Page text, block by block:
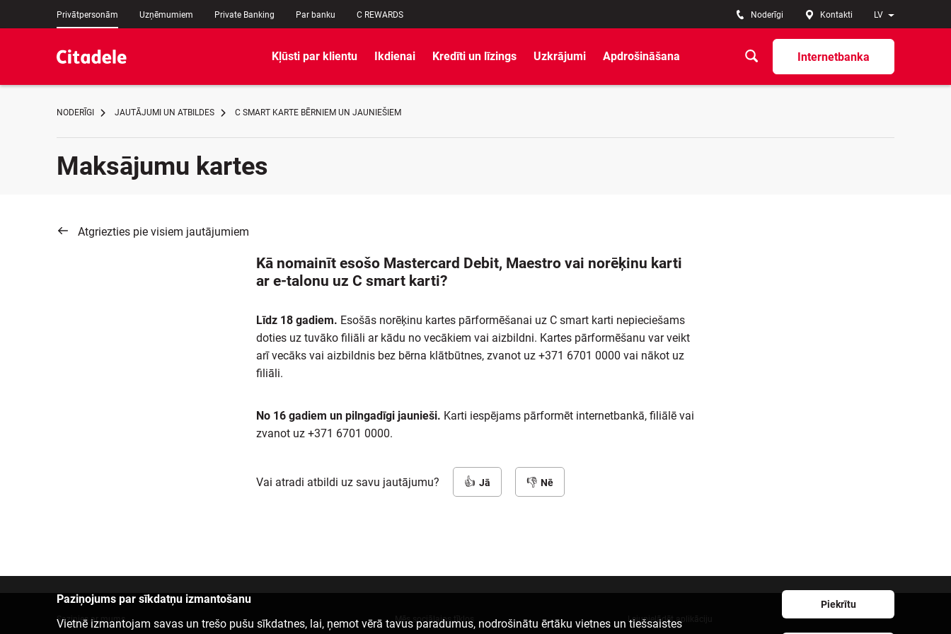
Privātpersonām Uzņēmumiem Private Banking Par banku C REWARDS LV
Noderīgi Kontakti
Internetbanka
Kļūsti par klientu Ikdienai Kredīti un līzings Uzkrājumi Apdrošināšana
NODERĪGI JAUTĀJUMI UN ATBILDES C SMART KARTE BĒRNIEM UN JAUNIEŠIEM
Maksājumu kartes
Atgriezties pie visiem jautājumiem
Kā nomainīt esošo Mastercard Debit, Maestro vai norēķinu karti
ar e-talonu uz C smart karti?
Līdz 18 gadiem. Esošās norēķinu kartes pārformēšanai uz C smart karti nepieciešams
doties uz tuvāko filiāli ar kādu no vecākiem vai aizbildni. Kartes pārformēšanu var veikt
arī vecāks vai aizbildnis bez bērna klātbūtnes, zvanot uz +371 6701 0000 vai nākot uz
filiāli.
No 16 gadiem un pilngadīgi jaunieši. Karti iespējams pārformēt internetbankā, filiālē vai
zvanot uz +371 6701 0000.
Vai atradi atbildi uz savu jautājumu? Jā Nē
Paziņojums par sīkdatņu izmantošanu
Vietnē izmantojam savas un trešo pušu sīkdatnes, lai, ņemot vērā tavus paradumus, nodrošinātu ērtāku vietnes un tiešsaistes
Piekrītu
Sazinies ar mums Mēs sociālajos tīklos Lejupielādēt aplikāciju